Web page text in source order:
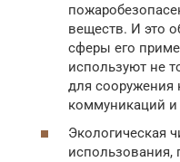
веществ. И это
сферы его
используют не
для сооружения
коммуникаций и
Экологическая
использования,